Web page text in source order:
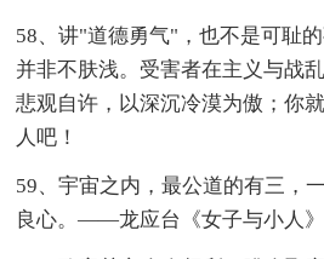
58、讲"道德勇气"，也不是可耻
并非不肤浅。受害者在主义与战
悲观自许，以深沉冷漠为傲；你
人吧！
59、宇宙之内，最公道的有三，
良心。——龙应台《女子与小人》